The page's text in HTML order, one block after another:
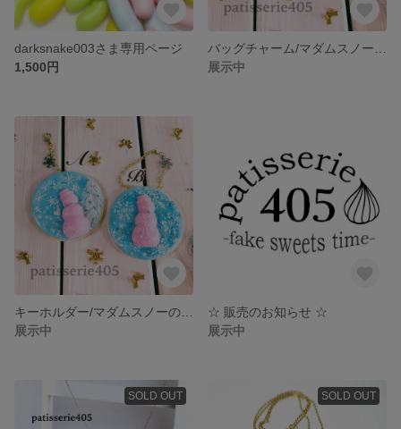
darksnake003さま専用ページ
1,500円
展示中
展示中
☆ 販売のお知らせ ☆
展示中
SOLD OUT SOLD OUT